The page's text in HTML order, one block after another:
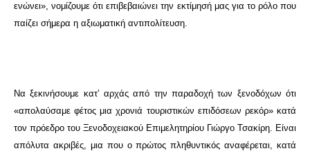
ενώνει», νομίζουμε ότι επιβεβαιώνει την εκτίμησή μας για το ρόλο που
παίζει σήμερα η αξιωματική αντιπολίτευση.
Να ξεκινήσουμε κατ’ αρχάς από την παραδοχή των ξενοδόχων ότι
«απολαύσαμε φέτος μια χρονιά τουριστικών επιδόσεων ρεκόρ» κατά
τον πρόεδρο του Ξενοδοχειακού Επιμελητηρίου Γιώργο Τσακίρη. Είναι
απόλυτα ακριβές, μια που ο πρώτος πληθυντικός αναφέρεται, κατά